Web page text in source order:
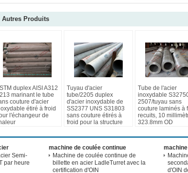
Autres Produits
duplex AISI A312
marinant le tube
couture d'acier
étiré à froid
l'échangeur de
Tuyau d'acier
tube/2205 duplex
d'acier inoxydable de
SS2377 UNS S31803
sans couture étirés à
froid pour la structure
Tube de l'acier
inoxydable
2507/tuyau sans
couture laminés à
recuits, 10
323.8mm OD
Semi-
par heure
machine de coulée continue
Machine de coulée continue de
billette en acier LadleTurret avec la
certification d'OIN
d'OIN